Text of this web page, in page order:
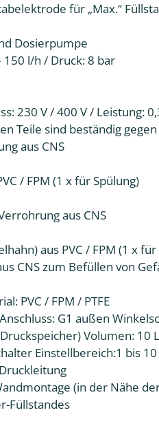
für „Max.“
Dosierpumpe
l/h / Druck: 8 bar
230 V / 400 V / Leistung:
Teile sind beständig
aus CNS
/ FPM (1 x für Spülung)
aus CNS
aus PVC / FPM (1 x
CNS zum Befüllen von
PVC / FPM / PTFE
G1 außen
Volumen: 10
Einstellbereich:1 bis
(in der Nähe
Füllstandes